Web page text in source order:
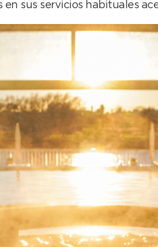
sus servicios habituales